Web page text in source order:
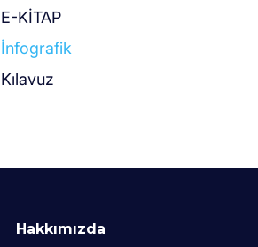
E-KİTAP
İnfografik
Kılavuz
Hakkımızda